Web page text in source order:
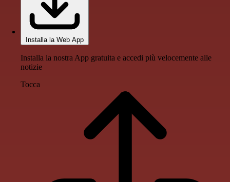
Installa la Web App
Installa la nostra App gratuita e accedi più velocemente alle
notizie
Tocca